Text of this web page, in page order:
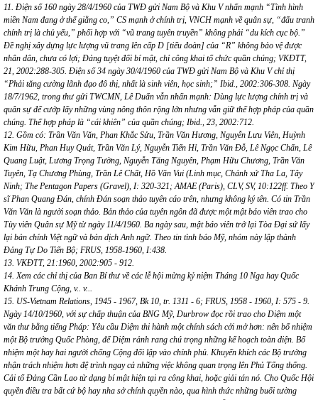
11. Điện số 160 ngày 28/4/1960 của TWĐ gửi Nam Bộ và Khu V nhấn mạnh “Tình hình
miền Nam đang ở thế giằng co,” CS mạnh ở chính trị, VNCH mạnh về quân sự, “đấu tranh
chính trị là chủ yếu,” phối hợp với “vũ trang tuyên truyền” không phải “du kích cục bộ.”
Đề nghị xây dựng lực lượng vũ trang lên cấp D [tiểu đoàn] của “R” không bảo vệ được
nhân dân, chưa có lợi; Đảng tuyệt đối bí mật, chỉ công khai tổ chức quần chúng; VKĐTT,
21, 2002:288-305. Điện số 34 ngày 30/4/1960 của TWĐ gửi Nam Bộ và Khu V chỉ thị
“Phải tăng cường lãnh đạo đô thị, nhất là sinh viên, học sinh;” Ibid., 2002:306-308. Ngày
18/7/1962, trong thư gửi TWCMN, Lê Duẩn vẫn nhấn mạnh: Dùng lực lượng chính trị và
quân sự để cướp lấy những vùng nông thôn rộng lớn nhưng vẫn giữ thế hợp pháp của quần
chúng. Thế hợp pháp là “cái khiên” của quần chúng; Ibid., 23, 2002:712.
12. Gồm có: Trần Văn Văn, Phan Khắc Sửu, Trần Văn Hương, Nguyễn Lưu Viên, Huỳnh
Kim Hữu, Phan Huy Quát, Trần Văn Lý, Nguyễn Tiến Hỉ, Trần Văn Đỗ, Lê Ngọc Chấn, Lê
Quang Luật, Lương Trọng Tường, Nguyễn Tăng Nguyên, Phạm Hữu Chương, Trần Văn
Tuyên, Tạ Chương Phùng, Trần Lê Chất, Hồ Văn Vui (Linh mục, Chánh xứ Tha La, Tây
Ninh; The Pentagon Papers (Gravel), I: 320-321; AMAE (Paris), CLV, SV, 10:122ff. Theo Y
sĩ Phan Quang Đán, chính Đán soạn thảo tuyên cáo trên, nhưng không ký tên. Có tin Trần
Văn Văn là người soạn thảo. Bản thảo của tuyên ngôn đã được một mật báo viên trao cho
Tùy viên Quân sự Mỹ từ ngày 11/4/1960. Ba ngày sau, mật báo viên trở lại Tòa Đại sứ lấy
lại bản chính Việt ngữ và bản dịch Anh ngữ. Theo tin tình báo Mỹ, nhóm này lập thành
Đảng Tự Do Tiến Bộ; FRUS, 1958-1960, I:438.
13. VKĐTT, 21:1960, 2002:905 - 912.
14. Xem các chỉ thị của Ban Bí thư về các lễ hội mừng kỷ niệm Tháng 10 Nga hay Quốc
Khánh Trung Cộng, v.. v...
15. US-Vietnam Relations, 1945 - 1967, Bk 10, tr. 1311 - 6; FRUS, 1958 - 1960, I: 575 - 9.
Ngày 14/10/1960, với sự chấp thuận của BNG Mỹ, Durbrow đọc rồi trao cho Diệm một
văn thư bằng tiếng Pháp: Yêu cầu Diệm thi hành một chính sách cởi mở hơn: nên bổ nhiệm
một Bộ trưởng Quốc Phòng, để Diệm rảnh rang chú trọng những kế hoạch toàn diện. Bổ
nhiệm một hay hai người chống Cộng đối lập vào chính phủ. Khuyến khích các Bộ trưởng
nhận trách nhiệm hơn đệ trình ngay cả những việc không quan trọng lên Phủ Tổng thống.
Cải tổ Đảng Cần Lao từ dạng bí mật hiện tại ra công khai, hoặc giải tán nó. Cho Quốc Hội
quyền điều tra bất cứ bộ hay nha sở chính quyền nào, qua hình thức những buổi tường